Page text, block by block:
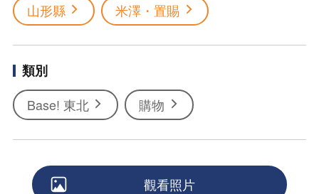
山形縣
米澤・置賜
類別
Base! 東北
購物
觀看照片